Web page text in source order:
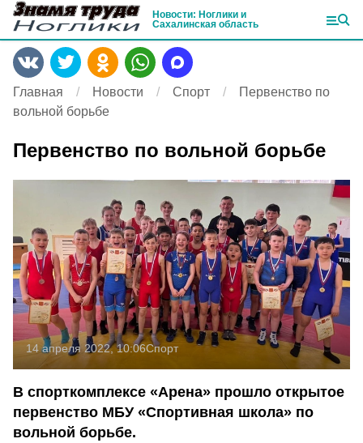
Новости: Ноглики и
Сахалинская область
Главная Новости Спорт
Первенство по
вольной борьбе
Первенство по вольной борьбе
14 апреля 2022, 10:06Спорт
В спорткомплексе «Арена» прошло открытое
первенство МБУ «Спортивная школа» по
вольной борьбе.